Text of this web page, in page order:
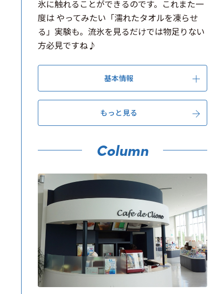
氷に触れることができるのです。これまた一
度は やってみたい「濡れたタオルを凍らせ
る」実験も。流氷を見るだけでは物足りない
方必見ですね♪
基本情報
もっと見る
Column